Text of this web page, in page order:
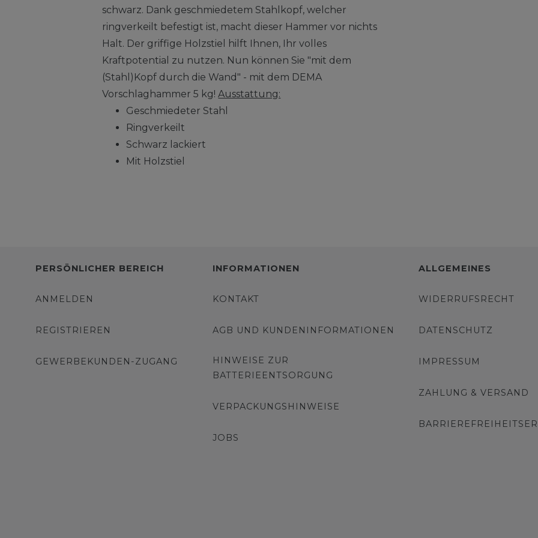
schwarz. Dank geschmiedetem Stahlkopf, welcher
ringverkeilt befestigt ist, macht dieser Hammer vor nichts
Halt. Der griffige Holzstiel hilft Ihnen, Ihr volles
Kraftpotential zu nutzen. Nun können Sie "mit dem
(Stahl)Kopf durch die Wand" - mit dem DEMA
Vorschlaghammer 5 kg!Ausstattung:
Geschmiedeter Stahl
Ringverkeilt
Schwarz lackiert
Mit Holzstiel
PERSÖNLICHER BEREICH
ANMELDEN
REGISTRIEREN
GEWERBEKUNDEN-ZUGANG
INFORMATIONEN
KONTAKT
AGB UND KUNDENINFORMATIONEN
HINWEISE ZUR
BATTERIEENTSORGUNG
VERPACKUNGSHINWEISE
JOBS
ALLGEMEINES
WIDERRUFSRECHT
DATENSCHUTZ
IMPRESSUM
ZAHLUNG & VERSAND